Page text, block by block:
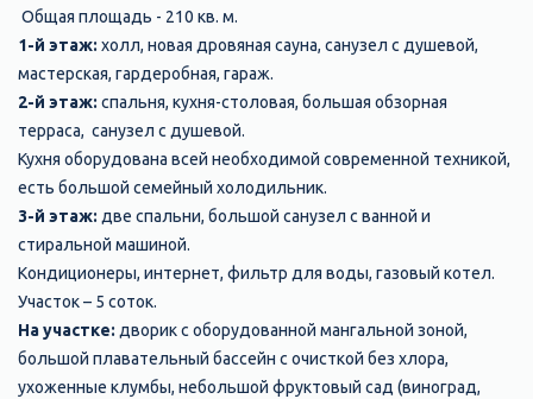
Общая площадь - 210 кв. м.
1-й этаж: холл, новая дровяная сауна, санузел с душевой,
мастерская, гардеробная, гараж.
2-й этаж: спальня, кухня-столовая, большая обзорная
терраса, санузел с душевой.
Кухня оборудована всей необходимой современной техникой,
есть большой семейный холодильник.
3-й этаж: две спальни, большой санузел с ванной и
стиральной машиной.
Кондиционеры, интернет, фильтр для воды, газовый котел.
Участок – 5 соток.
На участке: дворик с оборудованной мангальной зоной,
большой плавательный бассейн c очисткой без хлора,
ухоженные клумбы, небольшой фруктовый сад (виноград,